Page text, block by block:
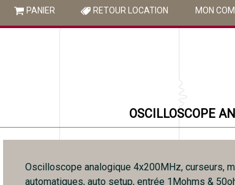
PANIER RETOUR LOCATION MON
OSCILLOSCOPE
Oscilloscope analogique 4x200MHz, curseurs,
automatiques, auto setup, entrée 1Mohms &